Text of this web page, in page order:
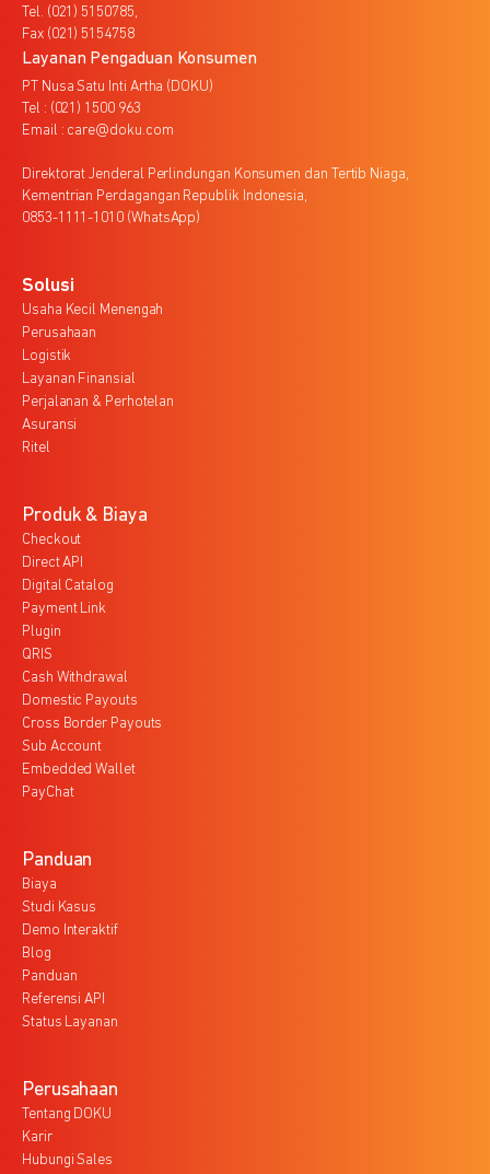
Tel. (021) 5150785,
Fax (021) 5154758
Layanan Pengaduan Konsumen
PT Nusa Satu Inti Artha (DOKU)
Tel : (021) 1500 963
Email : care@doku.com
Direktorat Jenderal Perlindungan Konsumen dan Tertib Niaga,
Kementrian Perdagangan Republik Indonesia,
0853-1111-1010 (WhatsApp)
Solusi
Usaha Kecil Menengah
Perusahaan
Logistik
Layanan Finansial
Perjalanan & Perhotelan
Asuransi
Ritel
Produk & Biaya
Checkout
Direct API
Digital Catalog
Payment Link
Plugin
QRIS
Cash Withdrawal
Domestic Payouts
Cross Border Payouts
Sub Account
Embedded Wallet
PayChat
Panduan
Biaya
Studi Kasus
Demo Interaktif
Blog
Panduan
Referensi API
Status Layanan
Perusahaan
Tentang DOKU
Karir
Hubungi Sales